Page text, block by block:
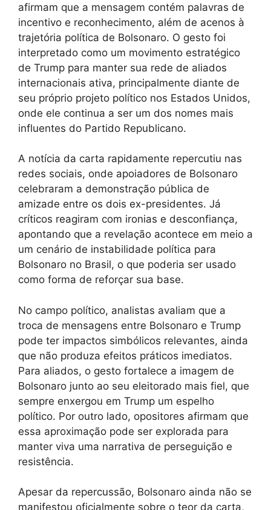
afirmam que a mensagem contém palavras de
incentivo e reconhecimento, além de acenos à
trajetória política de Bolsonaro. O gesto foi
interpretado como um movimento estratégico
de Trump para manter sua rede de aliados
internacionais ativa, principalmente diante de
seu próprio projeto político nos Estados Unidos,
onde ele continua a ser um dos nomes mais
influentes do Partido Republicano.
A notícia da carta rapidamente repercutiu nas
redes sociais, onde apoiadores de Bolsonaro
celebraram a demonstração pública de
amizade entre os dois ex-presidentes. Já
críticos reagiram com ironias e desconfiança,
apontando que a revelação acontece em meio a
um cenário de instabilidade política para
Bolsonaro no Brasil, o que poderia ser usado
como forma de reforçar sua base.
No campo político, analistas avaliam que a
troca de mensagens entre Bolsonaro e Trump
pode ter impactos simbólicos relevantes, ainda
que não produza efeitos práticos imediatos.
Para aliados, o gesto fortalece a imagem de
Bolsonaro junto ao seu eleitorado mais fiel, que
sempre enxergou em Trump um espelho
político. Por outro lado, opositores afirmam que
essa aproximação pode ser explorada para
manter viva uma narrativa de perseguição e
resistência.
Apesar da repercussão, Bolsonaro ainda não se
manifestou oficialmente sobre o teor da carta,